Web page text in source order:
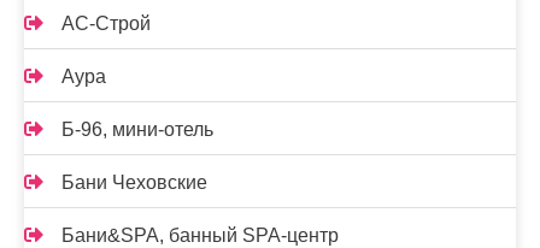
АС-Строй
Аура
Б-96, мини-отель
Бани Чеховские
Бани&SPA, банный SPA-центр